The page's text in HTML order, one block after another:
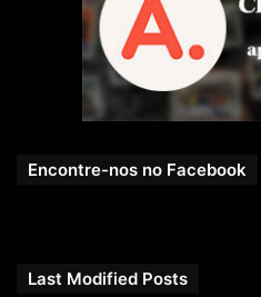
Encontre-nos no Facebook
Last Modified Posts